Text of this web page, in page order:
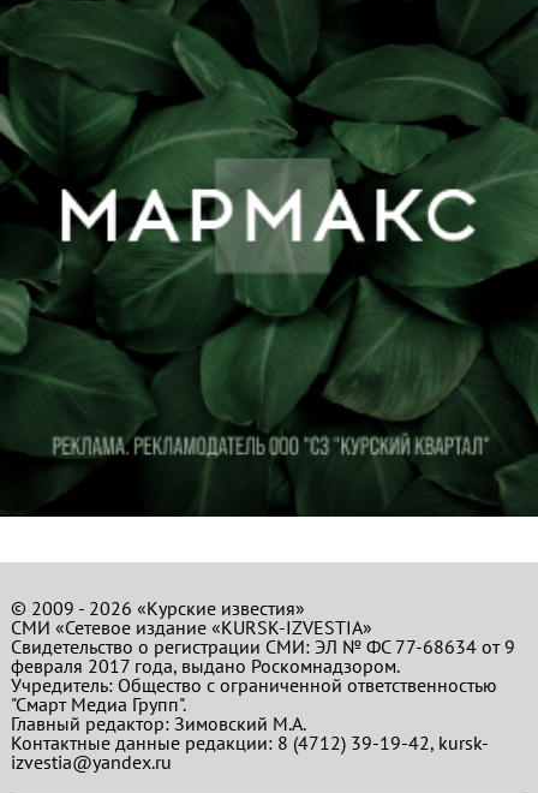
© 2009 - 2026 «Курские известия»
СМИ «Сетевое издание «KURSK-IZVESTIA»
Свидетельство о регистрации СМИ: ЭЛ № ФС 77-68634 от 9
февраля 2017 года, выдано Роскомнадзором.
Учредитель: Общество с ограниченной ответственностью
"Смарт Медиа Групп".
Главный редактор:Зимовский М.А.
Контактные данные редакции: 8 (4712) 39-19-42, kursk-
izvestia@yandex.ru